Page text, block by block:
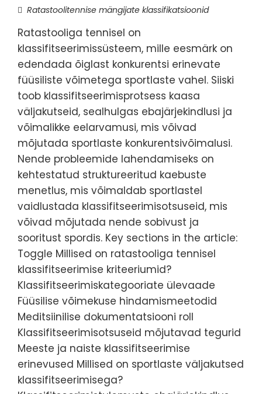
Ratastoolitennise mängijate klassifikatsioonid
Ratastooliga tennisel on
klassifitseerimissüsteem, mille eesmärk on
edendada õiglast konkurentsi erinevate
füüsiliste võimetega sportlaste vahel. Siiski
toob klassifitseerimisprotsess kaasa
väljakutseid, sealhulgas ebajärjekindlusi ja
võimalikke eelarvamusi, mis võivad
mõjutada sportlaste konkurentsivõimalusi.
Nende probleemide lahendamiseks on
kehtestatud struktureeritud kaebuste
menetlus, mis võimaldab sportlastel
vaidlustada klassifitseerimisotsuseid, mis
võivad mõjutada nende sobivust ja
sooritust spordis. Key sections in the article:
Toggle Millised on ratastooliga tennisel
klassifitseerimise kriteeriumid?
Klassifitseerimiskategooriate ülevaade
Füüsilise võimekuse hindamismeetodid
Meditsiinilise dokumentatsiooni roll
Klassifitseerimisotsuseid mõjutavad tegurid
Meeste ja naiste klassifitseerimise
erinevused Millised on sportlaste väljakutsed
klassifitseerimisega?